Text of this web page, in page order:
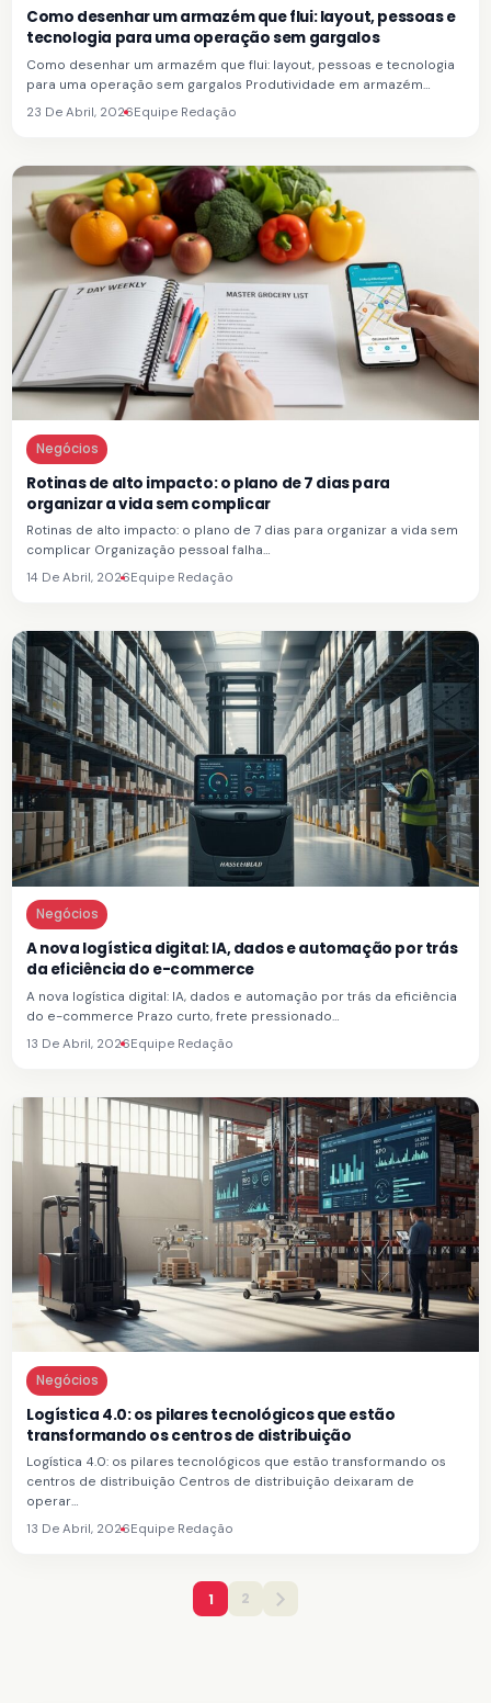
Como desenhar um armazém que flui: layout, pessoas e
tecnologia para uma operação sem gargalos
Como desenhar um armazém que flui: layout, pessoas e tecnologia
para uma operação sem gargalos Produtividade em armazém…
23 De Abril, 2026Equipe Redação
Negócios
Rotinas de alto impacto: o plano de 7 dias para
organizar a vida sem complicar
Rotinas de alto impacto: o plano de 7 dias para organizar a vida sem
complicar Organização pessoal falha…
14 De Abril, 2026Equipe Redação
Negócios
A nova logística digital: IA, dados e automação por trás
da eficiência do e-commerce
A nova logística digital: IA, dados e automação por trás da eficiência
do e-commerce Prazo curto, frete pressionado…
13 De Abril, 2026Equipe Redação
Negócios
Logística 4.0: os pilares tecnológicos que estão
transformando os centros de distribuição
Logística 4.0: os pilares tecnológicos que estão transformando os
centros de distribuição Centros de distribuição deixaram de
operar…
13 De Abril, 2026Equipe Redação
1 2